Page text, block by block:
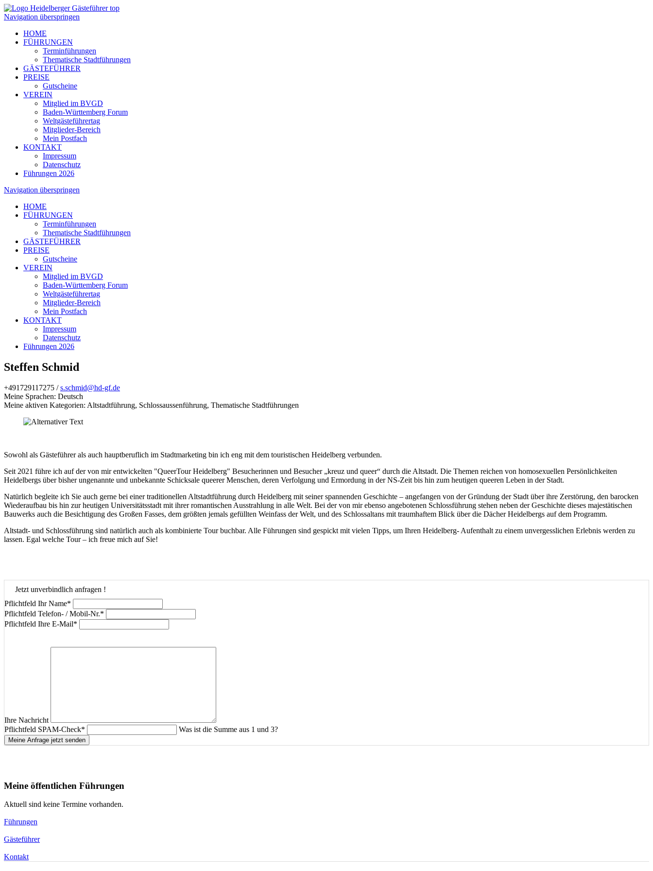
Navigation überspringen
HOME
FÜHRUNGEN
Terminführungen
Thematische Stadtführungen
GÄSTEFÜHRER
PREISE
Gutscheine
VEREIN
Mitglied im BVGD
Baden-Württemberg Forum
Weltgästeführertag
Mitglieder-Bereich
Mein Postfach
KONTAKT
Impressum
Datenschutz
Führungen 2026
Navigation überspringen
HOME
FÜHRUNGEN
Terminführungen
Thematische Stadtführungen
GÄSTEFÜHRER
PREISE
Gutscheine
VEREIN
Mitglied im BVGD
Baden-Württemberg Forum
Weltgästeführertag
Mitglieder-Bereich
Mein Postfach
KONTAKT
Impressum
Datenschutz
Führungen 2026
Steffen Schmid
+491729117275 /s.schmid@hd-gf.de
Meine Sprachen: Deutsch
Meine aktiven Kategorien: Altstadtführung, Schlossaussenführung, Thematische Stadtführungen
Sowohl als Gästeführer als auch hauptberuflich im Stadtmarketing bin ich eng mit dem touristischen Heidelberg verbunden.
Seit 2021 führe ich auf der von mir entwickelten "QueerTour Heidelberg" Besucherinnen und Besucher „kreuz und queer“ durch die Altstadt. Die Themen reichen von homosexuellen Persönlichkeiten
Heidelbergs über bisher ungenannte und unbekannte Schicksale queerer Menschen, deren Verfolgung und Ermordung in der NS-Zeit bis hin zum heutigen queeren Leben in der Stadt.
Natürlich begleite ich Sie auch gerne bei einer traditionellen Altstadtführung durch Heidelberg mit seiner spannenden Geschichte – angefangen von der Gründung der Stadt über ihre Zerstörung, den barocken
Wiederaufbau bis hin zur heutigen Universitätsstadt mit ihrer romantischen Ausstrahlung in alle Welt. Bei der von mir ebenso angebotenen Schlossführung stehen neben der Geschichte dieses majestätischen
Bauwerks auch die Besichtigung des Großen Fasses, dem größten jemals gefüllten Weinfass der Welt, und des Schlossaltans mit traumhaftem Blick über die Dächer Heidelbergs auf dem Programm.
Altstadt- und Schlossführung sind natürlich auch als kombinierte Tour buchbar. Alle Führungen sind gespickt mit vielen Tipps, um Ihren Heidelberg- Aufenthalt zu einem unvergesslichen Erlebnis werden zu
lassen. Egal welche Tour – ich freue mich auf Sie!
Jetzt unverbindlich anfragen !
Pflichtfeld Ihr Name*
Pflichtfeld Telefon- / Mobil-Nr.*
Pflichtfeld Ihre E-Mail*
Ihre Nachricht
Pflichtfeld SPAM-Check* Was ist die Summe aus 1 und 3?
Meine Anfrage jetzt senden
Meine öffentlichen Führungen
Aktuell sind keine Termine vorhanden.
Führungen
Gästeführer
Kontakt